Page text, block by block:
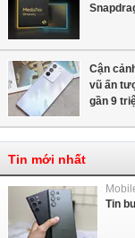
Cận
vũ ấn
gần 9
Tin mới nhất
Tin